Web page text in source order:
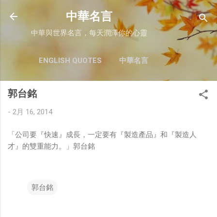
跳至主要內容
中華名言
中華與世界名言，每天潤澤你的心靈
ENGLISH QUOTES 中華名言
郭台銘
- 2月 16, 2014
「公司要『快速』成長，一定要有『製造產品』和『製造人
才』的雙重能力。」郭台銘
郭台銘